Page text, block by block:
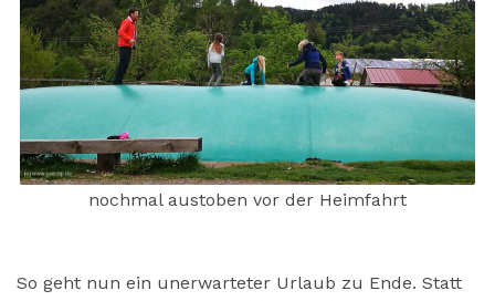
nochmal austoben vor der Heimfahrt
So geht nun ein unerwarteter Urlaub zu Ende. Statt